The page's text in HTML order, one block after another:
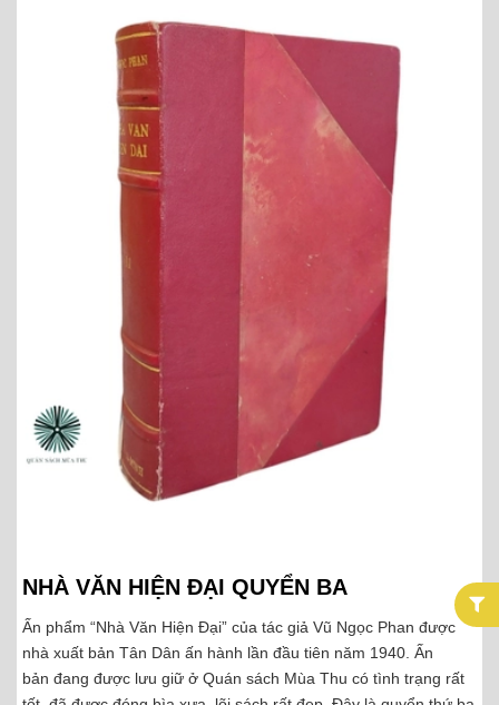
NHÀ VĂN HIỆN ĐẠI QUYỂN BA
Ấn phẩm “Nhà Văn Hiện Đại” của tác giả Vũ Ngọc Phan được
nhà xuất bản Tân Dân ấn hành lần đầu tiên năm 1940. Ấn
bản đang được lưu giữ ở Quán sách Mùa Thu có tình trạng rất